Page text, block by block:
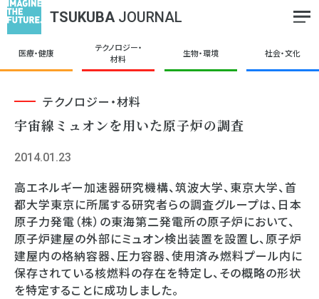
TSUKUBA JOURNAL
医療・健康
テクノロジー・
材料
生物・環境 社会・文化
テクノロジー・材料
宇宙線ミュオンを用いた原子炉の調査
2014.01.23
高エネルギー加速器研究機構、筑波大学、東京大学、首
都大学東京に所属する研究者らの調査グループは、日本
原子力発電（株）の東海第二発電所の原子炉において、
原子炉建屋の外部にミュオン検出装置を設置し、原子炉
建屋内の格納容器、圧力容器、使用済み燃料プール内に
保存されている核燃料の存在を特定し、その概略の形状
を特定することに成功しました。